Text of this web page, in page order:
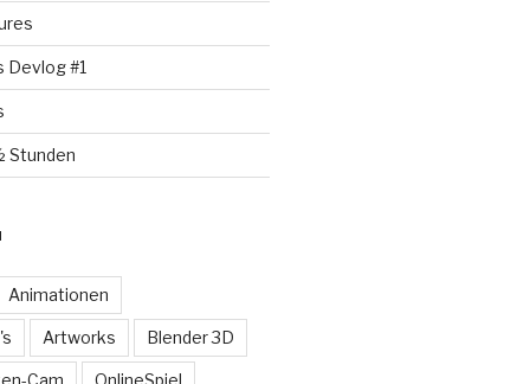
Devlog #1
Stunden
Animationen
Artworks Blender 3D
Cam OnlineSpiel